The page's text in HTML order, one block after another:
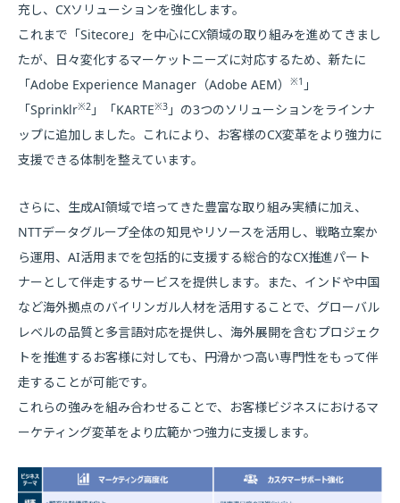
充し、CXソリューションを強化します。
これまで「Sitecore」を中心にCX領域の取り組みを進めてきまし
たが、日々変化するマーケットニーズに対応するため、新たに
「Adobe Experience Manager（Adobe AEM）
※1 」
「Sprinklr※2 」「KARTE※3 」の3つのソリューションをラインナ
ップに追加しました。これにより、お客様のCX変革をより強力に
支援できる体制を整えています。
さらに、生成AI領域で培ってきた豊富な取り組み実績に加え、
NTTデータグループ全体の知見やリソースを活用し、戦略立案か
ら運用、AI活用までを包括的に支援する総合的なCX推進パート
ナーとして伴走するサービスを提供します。また、インドや中国
など海外拠点のバイリンガル人材を活用することで、グローバル
レベルの品質と多言語対応を提供し、海外展開を含むプロジェク
トを推進するお客様に対しても、円滑かつ高い専門性をもって伴
走することが可能です。
これらの強みを組み合わせることで、お客様ビジネスにおけるマ
ーケティング変革をより広範かつ強力に支援します。